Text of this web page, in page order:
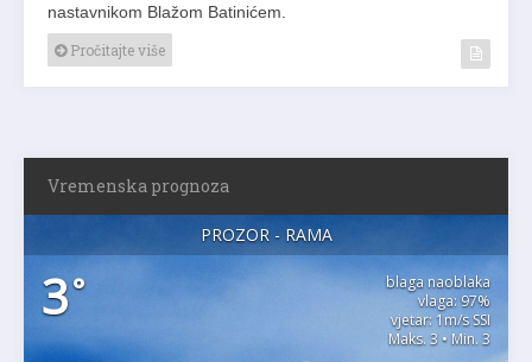
nastavnikom Blažom Batinićem.
Pročitajte više
Vremenska prognoza
PROZOR - RAMA
3°
blaga naoblaka
vlaga: 97%
vjetar: 1m/s SSI
Maks. 3 • Min. 3